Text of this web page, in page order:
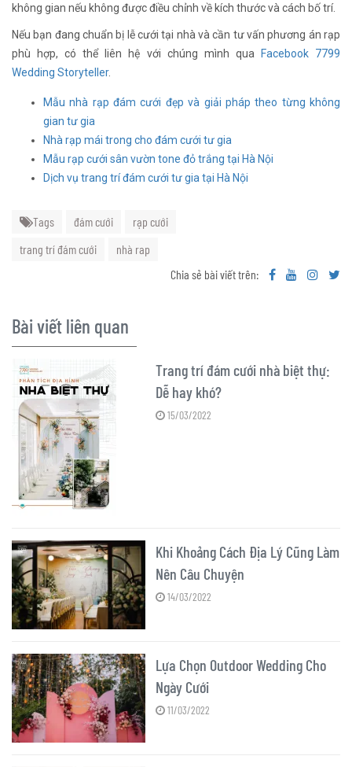
không gian nếu không được điều chỉnh về kích thước và cách bố trí.
Nếu bạn đang chuẩn bị lễ cưới tại nhà và cần tư vấn phương án rạp
phù hợp, có thể liên hệ với chúng mình qua
Facebook 7799
Wedding Storyteller.
Mẫu nhà rạp đám cưới đẹp và giải pháp theo từng không
gian tư gia
Nhà rạp mái trong cho đám cưới tư gia
Mẫu rạp cưới sân vườn tone đỏ trắng tại Hà Nội
Dịch vụ trang trí đám cưới tư gia tại Hà Nội
Tags đám cưới
rạp cưới
trang trí đám cưới
nhà rap
Chia sẻ bài viết trên:
Bài viết liên quan
Trang trí đám cưới nhà biệt thự:
Dễ hay khó?
15/03/2022
Khi Khoảng Cách Địa Lý Cũng Làm
Nên Câu Chuyện
14/03/2022
Lựa Chọn Outdoor Wedding Cho
Ngày Cưới
11/03/2022